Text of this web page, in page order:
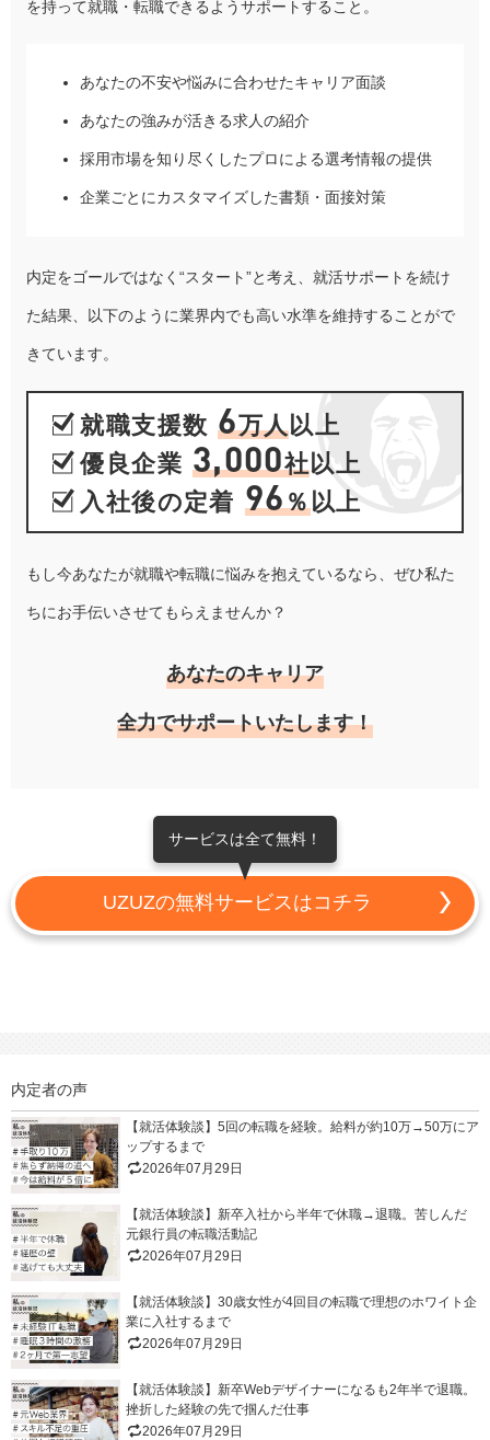
を持って就職・転職できるようサポートすること。
あなたの不安や悩みに合わせたキャリア面談
あなたの強みが活きる求人の紹介
採用市場を知り尽くしたプロによる選考情報の提供
企業ごとにカスタマイズした書類・面接対策
内定をゴールではなく“スタート”と考え、就活サポートを続け
た結果、以下のように業界内でも高い水準を維持することがで
きています。
就職支援数 6万人以上
優良企業 3,000社以上
入社後の定着 96％以上
もし今あなたが就職や転職に悩みを抱えているなら、ぜひ私た
ちにお手伝いさせてもらえませんか？
あなたのキャリア
全力でサポートいたします！
サービスは全て無料！
UZUZの無料サービスはコチラ
内定者の声
【就活体験談】5回の転職を経験。給料が約10万→50万にア
ップするまで
2026年07月29日
【就活体験談】新卒入社から半年で休職→退職。苦しんだ
元銀行員の転職活動記
2026年07月29日
【就活体験談】30歳女性が4回目の転職で理想のホワイト企
業に入社するまで
2026年07月29日
【就活体験談】新卒Webデザイナーになるも2年半で退職。
挫折した経験の先で掴んだ仕事
2026年07月29日